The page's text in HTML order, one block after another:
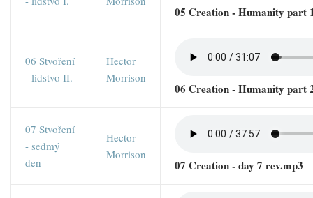
05 Creation - Humanity part
06 Stvoření
- lidstvo II.
Hector
Morrison
06 Creation - Humanity part
07 Stvoření
- sedmý
den
Hector
Morrison
07 Creation - day 7 rev.mp3